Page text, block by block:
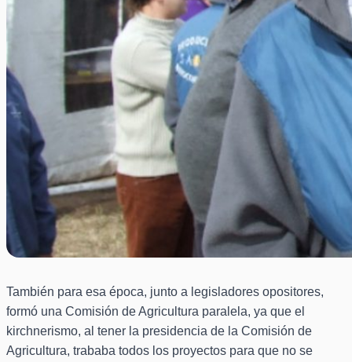
También para esa época, junto a legisladores opositores,
formó una Comisión de Agricultura paralela, ya que el
kirchnerismo, al tener la presidencia de la Comisión de
Agricultura, trababa todos los proyectos para que no se